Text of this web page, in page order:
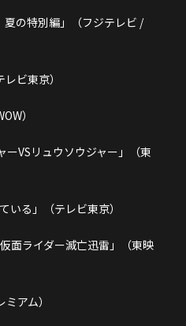
の特別編」（フジテレビ /
ビ東京）
）
VSリュウソウジャー」（東
いる」（テレビ東京）
ライダー滅亡迅雷」（東映
アム）